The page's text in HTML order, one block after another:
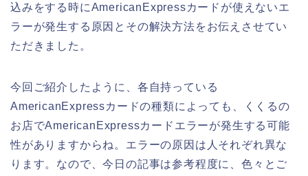
込みをする時にAmericanExpressカードが使えないエ
ラーが発生する原因とその解決方法をお伝えさせてい
ただきました。
今回ご紹介したように、各自持っている
AmericanExpressカードの種類によっても、くくるの
お店でAmericanExpressカードエラーが発生する可能
性がありますからね。エラーの原因は人それぞれ異な
ります。なので、今日の記事は参考程度に、色々とご